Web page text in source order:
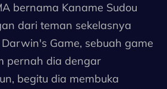
bernama Kaname Sudou
dari teman sekelasnya
Game, sebuah game
pernah dia dengar
begitu dia membuka